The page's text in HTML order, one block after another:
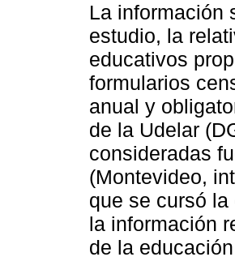
La información
estudio, la
educativos
formularios
anual y
de la Udelar
consideradas
(Montevideo,
que se cursó
la información
de la